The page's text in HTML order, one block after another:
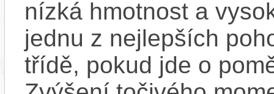
nízká hmotnost a
jednu z nejlepších
třídě, pokud jde o